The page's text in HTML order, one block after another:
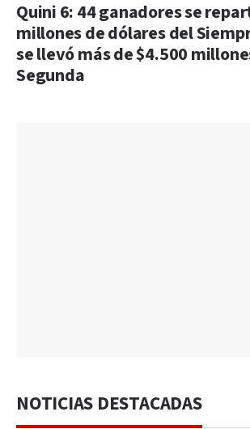
Quini 6: 44 ganadores se
millones de dólares del
se llevó más de $4.500
Segunda
NOTICIAS DESTACADAS